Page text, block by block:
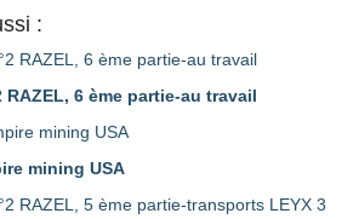
:
RAZEL, 6 ème partie-au travail
mining USA